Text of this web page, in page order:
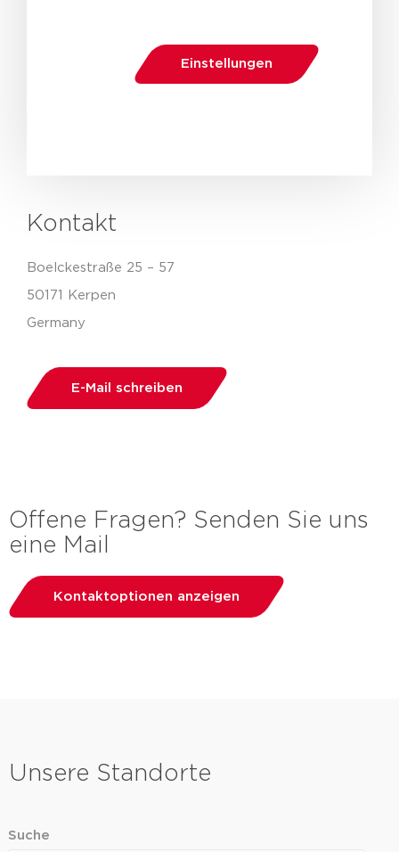
Kontakt
Boelckestraße 25 – 57
50171 Kerpen
Germany
E-Mail schreiben
Einstellungen
Offene Fragen? Senden Sie uns
eine Mail
Kontaktoptionen anzeigen
Unsere Standorte
Suche